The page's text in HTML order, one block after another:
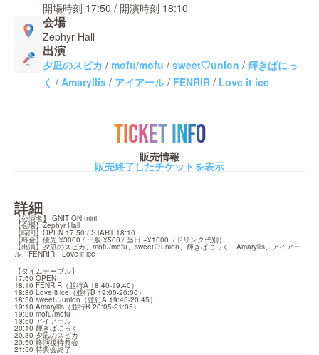
開場時刻 17:50 / 開演時刻 18:10
会場
Zephyr Hall
出演
夕凪のスピカ / mofu/mofu / sweet♡union / 輝きぱにっ
く / Amaryllis / アイアール/ FENRIR / Love it ice
TICKET INFO
販売情報
販売終了したチケットを表示
詳細
【公演名】IGNITION mini
【会場】Zephyr Hall
【時間】OPEN 17:50 / START 18:10
【料金】優先 ¥3000 / 一般 ¥500 / 当日 +¥1000（ドリンク代別）
【出演】夕凪のスピカ、mofu/mofu、sweet♡union、輝きぱにっく、Amaryllis、アイアー
ル、FENRIR、Love it ice
【タイムテーブル】
17:50 OPEN
18:10 FENRIR（並行A 18:40-19:40）
18:30 Love it ice（並行B 19:00-20:00）
18:50 sweet♡union（並行A 19:45-20:45）
19:10 Amaryllis（並行B 20:05-21:05）
19:30 mofu/mofu
19:50 アイアール
20:10 輝きぱにっく
20:30 夕凪のスピカ
20:50 終演後特典会
21:50 特典会終了